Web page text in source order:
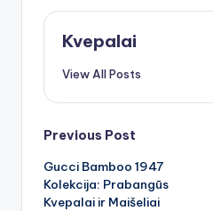
Kvepalai
View All Posts
Post
navigation
Previous Post
Gucci Bamboo 1947
Kolekcija: Prabangūs
Kvepalai ir Maišeliai